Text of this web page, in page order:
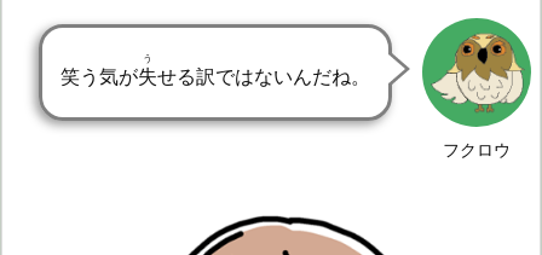
フクロウ
笑う気が失
う
せる訳ではないんだね。